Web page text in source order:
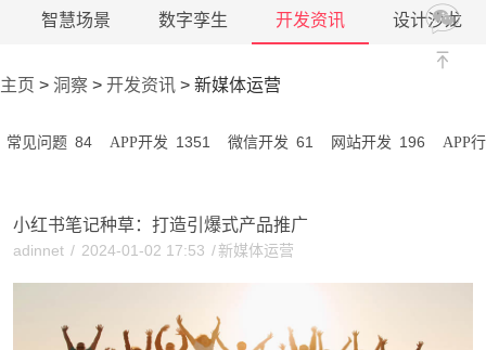
智慧场景 数字孪生 开发资讯 设计沙龙
主页 > 洞察 > 开发资讯 > 新媒体运营
常见问题 84 APP开发 1351 微信开发 61 网站开发 196 APP
小红书笔记种草：打造引爆式产品推广
adinnet / 2024-01-02 17:53 /新媒体运营